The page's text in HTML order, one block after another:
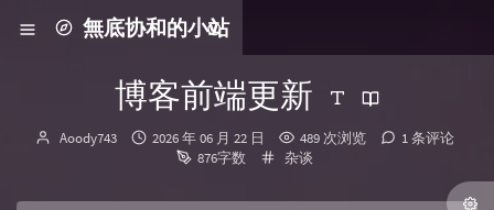
無底协和的小站
博客前端更新
博主：
Aoody743 发布时间：
2026 年 06 月 22 日 489 次浏览
1 条评论
876字数
分类：
杂谈